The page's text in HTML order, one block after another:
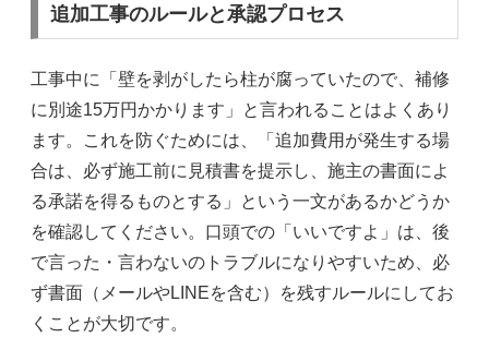
追加工事のルールと承認プロセス
工事中に「壁を剥がしたら柱が腐っていたので、補修
に別途15万円かかります」と言われることはよくあり
ます。これを防ぐためには、「追加費用が発生する場
合は、必ず施工前に見積書を提示し、施主の書面によ
る承諾を得るものとする」という一文があるかどうか
を確認してください。口頭での「いいですよ」は、後
で言った・言わないのトラブルになりやすいため、必
ず書面（メールやLINEを含む）を残すルールにしてお
くことが大切です。